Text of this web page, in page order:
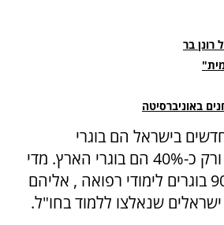
בר
באוניברסיטה
החדשים בישראל הם בוגרי
אוניברסיטאות בחו"ל ורק כ-40% הם בוגרי הארץ. מדי
שנה מסיימים 900-800 בוגרים לימודי רפואה , אליהם